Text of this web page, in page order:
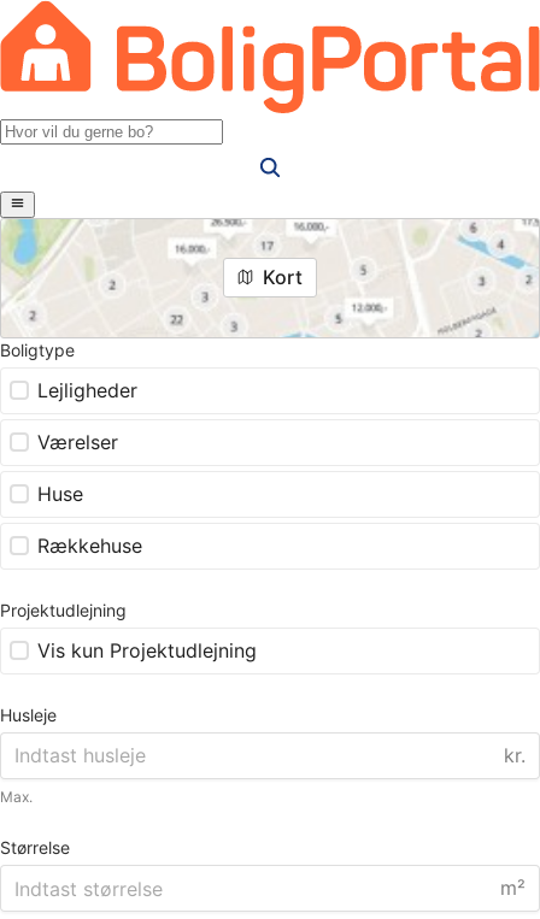
Kort
Boligtype
Lejligheder
Værelser
Huse
Rækkehuse
Projektudlejning
Vis kun Projektudlejning
Husleje
kr.
Max.
Størrelse
m²